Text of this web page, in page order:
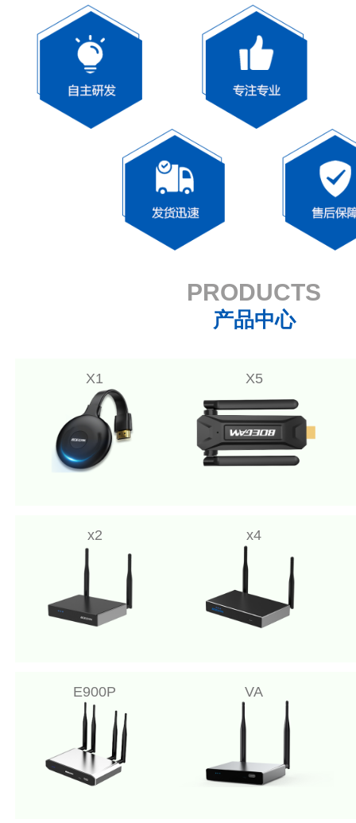
PRODUCTS
产品中心
X1 X5
x2 x4
E900P VA